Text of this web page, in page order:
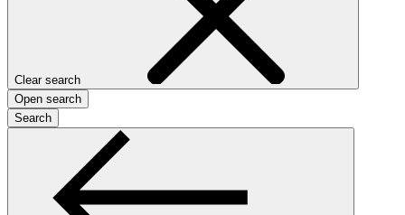
Clear search
Open search
Search